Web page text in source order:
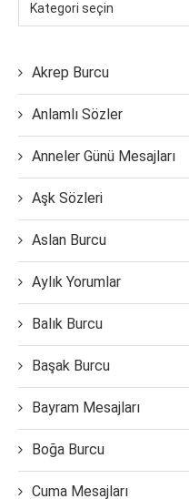
Akrep Burcu
Anlamlı Sözler
Anneler Günü Mesajları
Aşk Sözleri
Aslan Burcu
Aylık Yorumlar
Balık Burcu
Başak Burcu
Bayram Mesajları
Boğa Burcu
Cuma Mesajları